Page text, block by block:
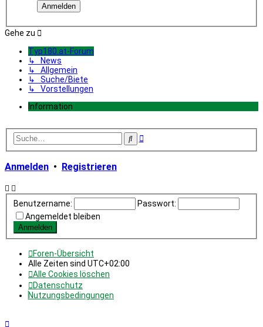
Gehe zu
Typ180.at-Forum
↳ News
↳ Allgemein
↳ Suche/Biete
↳ Vorstellungen
Information
SucheErweiterte
Anmelden • Registrieren
Benutzername:
Passwort:
Angemeldet bleiben
Foren-Übersicht
Alle Zeiten sind UTC+02:00
Alle Cookies löschen
Datenschutz
Nutzungsbedingungen